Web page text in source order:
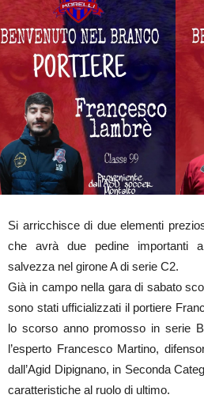
Si arricchisce di due elementi
che avrà due pedine importanti
salvezza nel girone A di serie C2.
Già in campo nella gara di sabato
sono stati ufficializzati il portiere
lo scorso anno promosso in serie
l’esperto Francesco Martino,
dall’Agid Dipignano, in Seconda
caratteristiche al ruolo di ultimo.